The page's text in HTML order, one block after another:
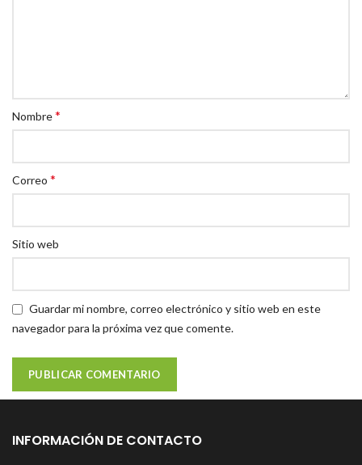
Nombre*
Correo *
Sitio web
Guardar mi nombre, correo electrónico y sitio web en este
navegador para la próxima vez que comente.
INFORMACIÓN DE CONTACTO